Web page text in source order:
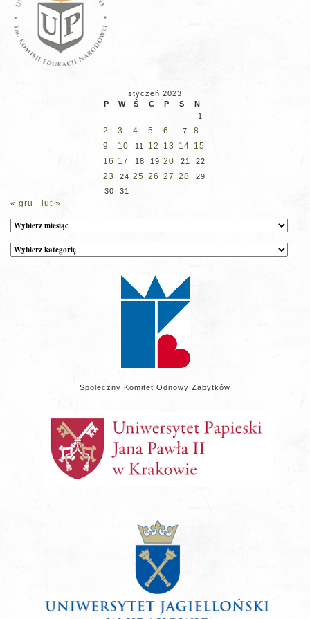
styczeń 2023
P
W Ś C P S
N
1
2 3 4 5 6 7
8
9
10 11 12 13 14 15
16 17 18 19 20 21 22
23 24 25 26 27 28
29
30
31
« gru lut »
Archiwum
Kategorie
wpisów
Społeczny Komitet Odnowy Zabytków